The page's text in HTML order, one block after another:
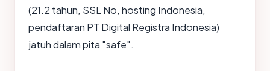
(21.2 tahun, SSL No, hosting Indonesia,
pendaftaran PT Digital Registra Indonesia)
jatuh dalam pita "safe".